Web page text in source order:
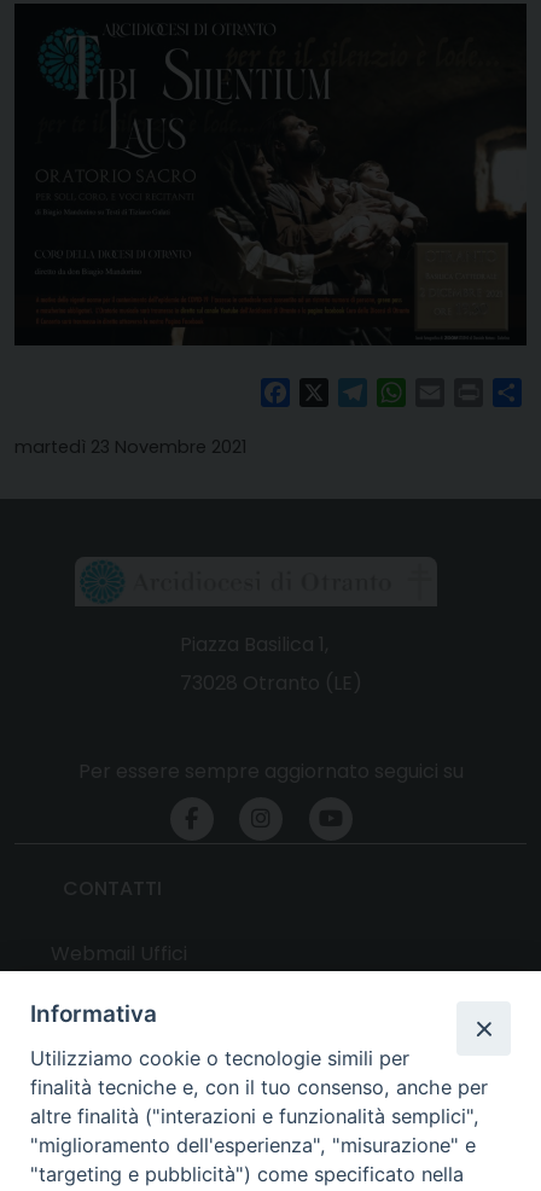
FacebookTelegramWhatsAppPrint
martedì 23 Novembre 2021
UTILITY
News
Altri articoli
Informativa
Utilizziamo cookie o tecnologie simili per
finalità tecniche e, con il tuo consenso, anche per
altre finalità ("interazioni e funzionalità semplici",
"miglioramento dell'esperienza", "misurazione" e
"targeting e pubblicità") come specificato nella